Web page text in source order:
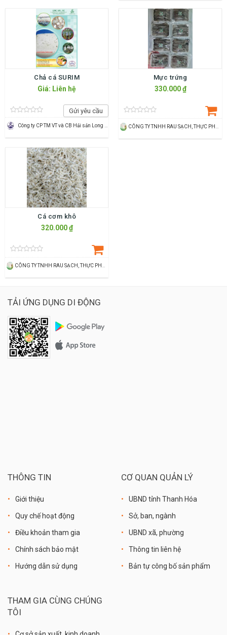
Chả cá SURIM
Giá: Liên hệ
Gửi yêu cầu
Mực trứng
330.000 ₫
Cá cơm khô
320.000 ₫
TẢI ỨNG DỤNG DI ĐỘNG
THÔNG TIN
Giới thiệu
Quy chế hoạt động
Điều khoản tham gia
Chính sách bảo mật
Hướng dẫn sử dụng
CƠ QUAN QUẢN LÝ
UBND tỉnh Thanh Hóa
Sở, ban, ngành
UBND xã, phường
Thông tin liên hệ
Bản tự công bố sản phẩm
THAM GIA CÙNG CHÚNG
TÔI